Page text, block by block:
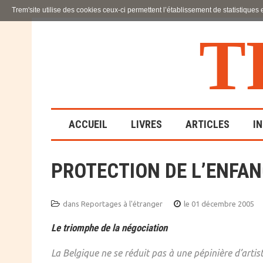
T
ACCUEIL LIVRES
LA FAMILLE
ÉDUCATIVE
SCIENCES HUMAINES
ARTICLES
PROTECTION DE
dans Reportages à l'étranger le 01 décembre 2005
Le triomphe de la négociation
La Belgique ne se réduit pas à une pépinière
Trem'site utilise des cookies ceux-ci permettent l’établissement de statistiques